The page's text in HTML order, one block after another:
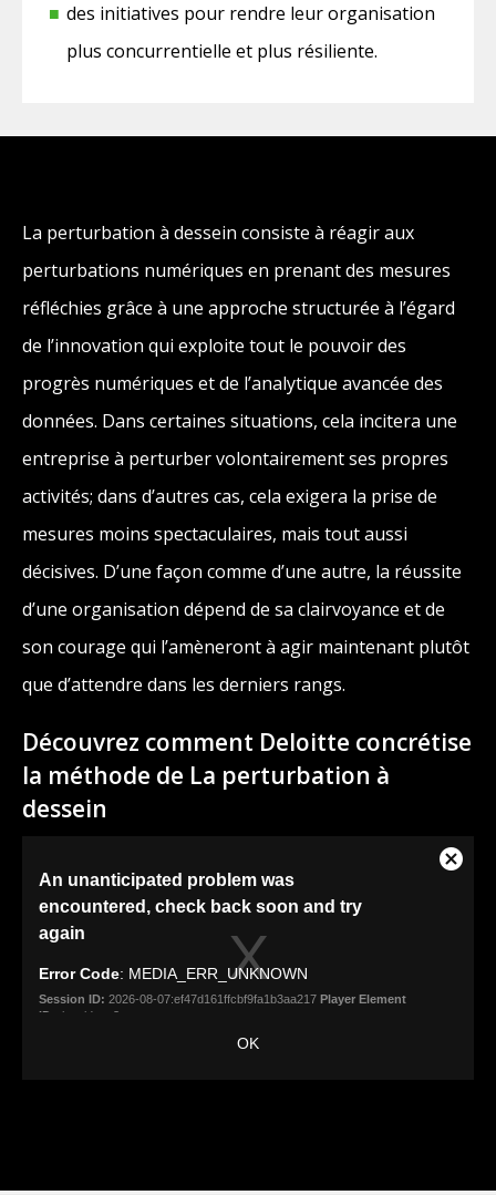
des initiatives pour rendre leur organisation
plus concurrentielle et plus résiliente.
La perturbation à dessein consiste à réagir aux
perturbations numériques en prenant des mesures
réfléchies grâce à une approche structurée à l’égard
de l’innovation qui exploite tout le pouvoir des
progrès numériques et de l’analytique avancée des
données. Dans certaines situations, cela incitera une
entreprise à perturber volontairement ses propres
activités; dans d’autres cas, cela exigera la prise de
mesures moins spectaculaires, mais tout aussi
décisives. D’une façon comme d’une autre, la réussite
d’une organisation dépend de sa clairvoyance et de
son courage qui l’amèneront à agir maintenant plutôt
que d’attendre dans les derniers rangs.
Découvrez comment Deloitte concrétise
la méthode de La perturbation à
dessein